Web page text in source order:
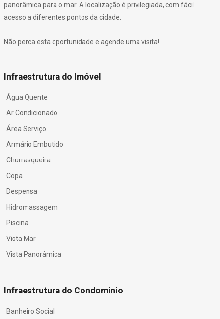
panorâmica para o mar. A localização é privilegiada, com fácil
acesso a diferentes pontos da cidade.
Não perca esta oportunidade e agende uma visita!
Infraestrutura do Imóvel
Água Quente
Ar Condicionado
Área Serviço
Armário Embutido
Churrasqueira
Copa
Despensa
Hidromassagem
Piscina
Vista Mar
Vista Panorâmica
Infraestrutura do Condomínio
Banheiro Social